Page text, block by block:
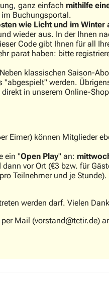
ganz einfach mithilfe
im Buchungsportal.
wie Licht und im Winter
wieder aus. In der Ihnen
Code gibt Ihnen für all
parat haben: bitte
klassischen Saison-
werden.
in unserem Online-
Eimer) können Mitglieder
ein "Open Play" an:
vor Ort (€3 bzw. für
Teilnehmer und je
werden darf. Vielen
Mail (vorstand@tctir.de)